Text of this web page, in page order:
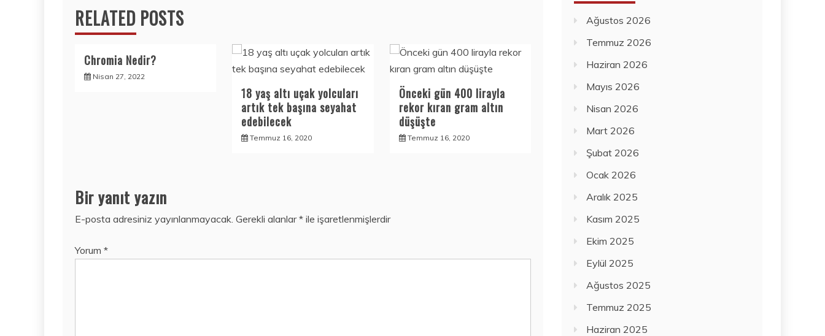
RELATED POSTS
Chromia Nedir?
Nisan 27, 2022
18 yaş altı uçak yolcuları
artık tek başına seyahat
edebilecek
Temmuz 16, 2020
Önceki gün 400 lirayla
rekor kıran gram altın
düşüşte
Temmuz 16, 2020
Bir yanıt yazın
E-posta adresiniz yayınlanmayacak. Gerekli alanlar* ile işaretlenmişlerdir
Yorum *
Ağustos 2026
Temmuz 2026
Haziran 2026
Mayıs 2026
Nisan 2026
Mart 2026
Şubat 2026
Ocak 2026
Aralık 2025
Kasım 2025
Ekim 2025
Eylül 2025
Ağustos 2025
Temmuz 2025
Haziran 2025